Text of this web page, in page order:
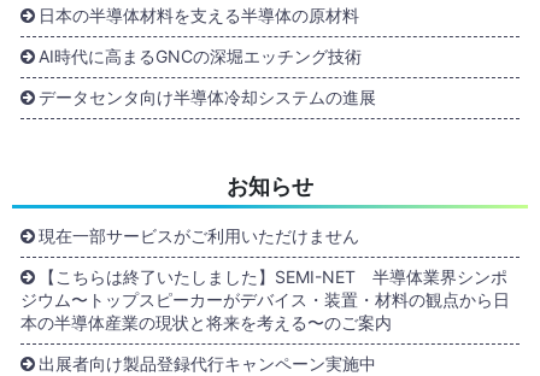
日本の半導体材料を支える半導体の原材料
AI時代に高まるGNCの深堀エッチング技術
データセンタ向け半導体冷却システムの進展
お知らせ
現在一部サービスがご利用いただけません
【こちらは終了いたしました】SEMI-NET 半導体業界シンポ
ジウム〜トップスピーカーがデバイス・装置・材料の観点から日
本の半導体産業の現状と将来を考える〜のご案内
出展者向け製品登録代行キャンペーン実施中